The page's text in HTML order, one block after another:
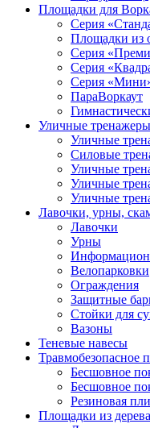
Площадки для
Серия
Площадки из
Серия
Серия
Серия
ПараВоркаут
Уличные тренажеры
Уличные
Силовые
Уличные
Уличные
Уличные
Лавочки, урны,
Лавочки
Урны
Велопарковки
Ограждения
Защитные
Стойки для
Вазоны
Теневые навесы
Травмобезопасное
Бесшовное
Бесшовное
Резиновая
Площадки из дерева